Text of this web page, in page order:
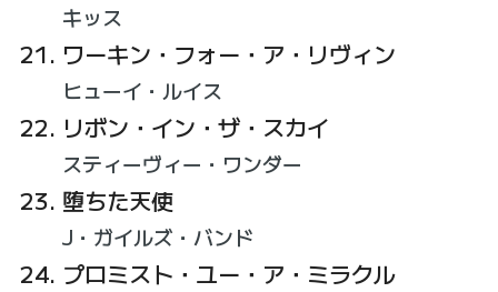
キッス
ワーキン・フォー・ア・リヴィン
ヒューイ・ルイス
リボン・イン・ザ・スカイ
スティーヴィー・ワンダー
堕ちた天使
J・ガイルズ・バンド
プロミスト・ユー・ア・ミラクル